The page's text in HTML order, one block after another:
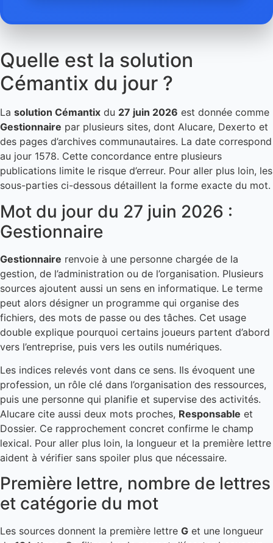
Quelle est la solution
Cémantix du jour ?
La solution Cémantix du 27 juin 2026 est donnée comme
Gestionnaire par plusieurs sites, dont Alucare, Dexerto et
des pages d’archives communautaires. La date correspond
au jour 1578. Cette concordance entre plusieurs
publications limite le risque d’erreur. Pour aller plus loin, les
sous-parties ci-dessous détaillent la forme exacte du mot.
Mot du jour du 27 juin 2026 :
Gestionnaire
Gestionnaire renvoie à une personne chargée de la
gestion, de l’administration ou de l’organisation. Plusieurs
sources ajoutent aussi un sens en informatique. Le terme
peut alors désigner un programme qui organise des
fichiers, des mots de passe ou des tâches. Cet usage
double explique pourquoi certains joueurs partent d’abord
vers l’entreprise, puis vers les outils numériques.
Les indices relevés vont dans ce sens. Ils évoquent une
profession, un rôle clé dans l’organisation des ressources,
puis une personne qui planifie et supervise des activités.
Alucare cite aussi deux mots proches, Responsable et
Dossier. Ce rapprochement concret confirme le champ
lexical. Pour aller plus loin, la longueur et la première lettre
aident à vérifier sans spoiler plus que nécessaire.
Première lettre, nombre de lettres
et catégorie du mot
Les sources donnent la première lettre G et une longueur